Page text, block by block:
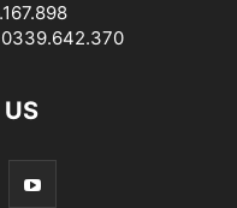
0339.642.370